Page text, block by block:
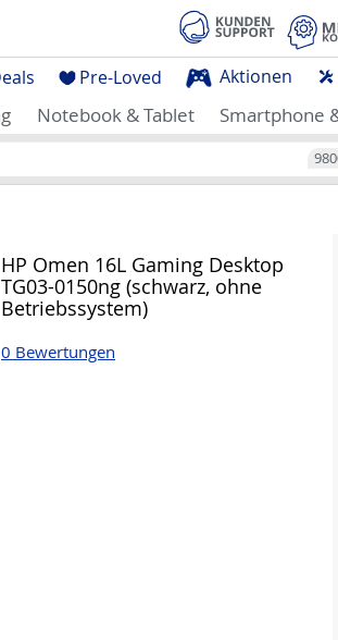
Pre-Loved Aktionen
Notebook & Tablet Smartphone
HP Omen 16L Gaming Desktop
TG03-0150ng (schwarz, ohne
Betriebssystem)
0 Bewertungen